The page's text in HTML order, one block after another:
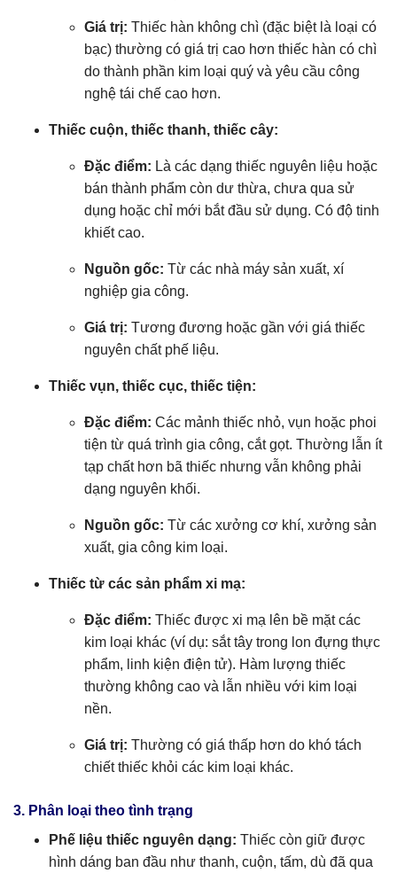
Giá trị: Thiếc hàn không chì (đặc biệt là loại có
bạc) thường có giá trị cao hơn thiếc hàn có chì
do thành phần kim loại quý và yêu cầu công
nghệ tái chế cao hơn.
Thiếc cuộn, thiếc thanh, thiếc cây:
Đặc điểm: Là các dạng thiếc nguyên liệu hoặc
bán thành phẩm còn dư thừa, chưa qua sử
dụng hoặc chỉ mới bắt đầu sử dụng. Có độ tinh
khiết cao.
Nguồn gốc: Từ các nhà máy sản xuất, xí
nghiệp gia công.
Giá trị: Tương đương hoặc gần với giá thiếc
nguyên chất phế liệu.
Thiếc vụn, thiếc cục, thiếc tiện:
Đặc điểm: Các mảnh thiếc nhỏ, vụn hoặc phoi
tiện từ quá trình gia công, cắt gọt. Thường lẫn ít
tạp chất hơn bã thiếc nhưng vẫn không phải
dạng nguyên khối.
Nguồn gốc: Từ các xưởng cơ khí, xưởng sản
xuất, gia công kim loại.
Thiếc từ các sản phẩm xi mạ:
Đặc điểm: Thiếc được xi mạ lên bề mặt các
kim loại khác (ví dụ: sắt tây trong lon đựng thực
phẩm, linh kiện điện tử). Hàm lượng thiếc
thường không cao và lẫn nhiều với kim loại
nền.
Giá trị: Thường có giá thấp hơn do khó tách
chiết thiếc khỏi các kim loại khác.
3. Phân loại theo tình trạng
Phế liệu thiếc nguyên dạng: Thiếc còn giữ được
hình dáng ban đầu như thanh, cuộn, tấm, dù đã qua